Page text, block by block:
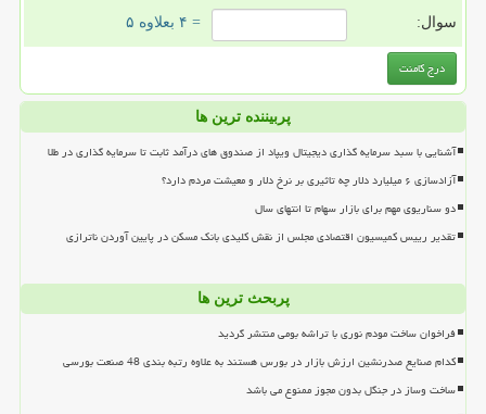
سوال: = ۴ بعلاوه ۵
پربیننده ترین ها
آشنایی با سبد سرمایه گذاری دیجیتال ویپاد از صندوق های درآمد ثابت تا سرمایه گذاری در طلا
آزادسازی ۶ میلیارد دلار چه تاثیری بر نرخ دلار و معیشت مردم دارد؟
دو سناریوی مهم برای بازار سهام تا انتهای سال
تقدیر رییس کمیسیون اقتصادی مجلس از نقش کلیدی بانک مسکن در پایین آوردن ناترازی
پربحث ترین ها
فراخوان ساخت مودم نوری با تراشه بومی منتشر گردید
کدام صنایع صدرنشین ارزش بازار در بورس هستند به علاوه رتبه بندی 48 صنعت بورسی
ساخت وساز در جنگل بدون مجوز ممنوع می باشد